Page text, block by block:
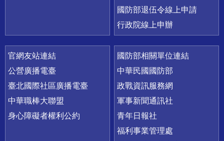
國防部退伍令線上申請
行政院線上申辦
官網友站連結
公營廣播電臺
臺北國際社區廣播電臺
中華職棒大聯盟
身心障礙者權利公約
國防部相關單位連結
中華民國國防部
政戰資訊服務網
軍事新聞通訊社
青年日報社
福利事業管理處